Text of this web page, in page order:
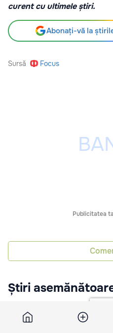
curent cu ultimele știri.
Abonați-vă la
Sursă Focus
Publicitatea
Știri